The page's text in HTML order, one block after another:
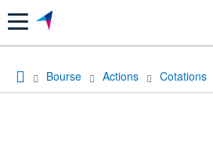
Menu
Bourse Actions Cotations